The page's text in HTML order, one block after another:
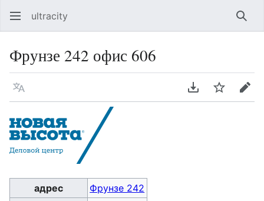
ultracity
Фрунзе 242 офис 606
Язык Скачать PDF
Следить
адрес
Фрунзе 242